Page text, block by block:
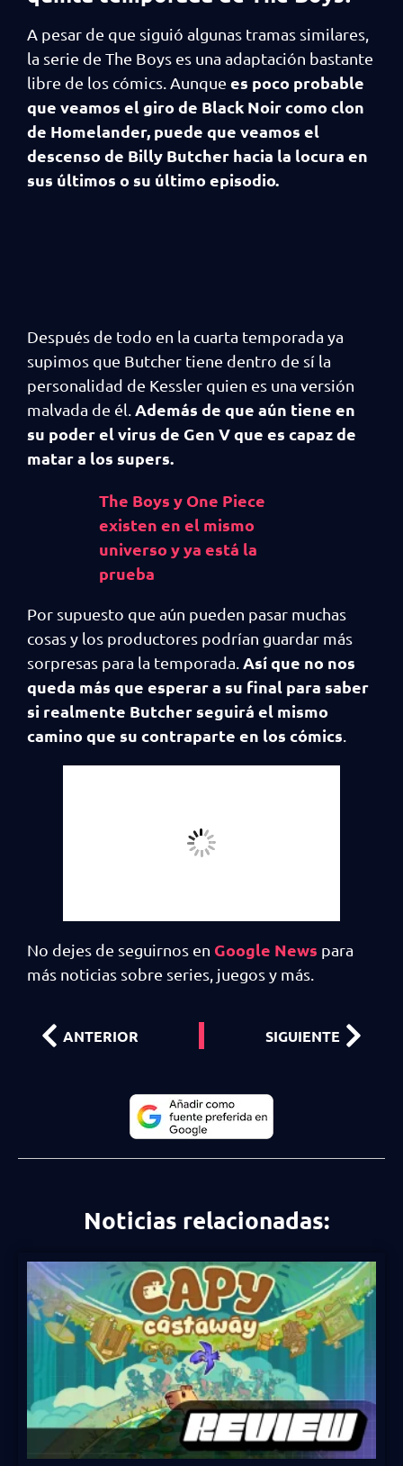
A pesar de que siguió algunas tramas similares,
la serie de The Boys es una adaptación bastante
libre de los cómics. Aunque es poco probable
que veamos el giro de Black Noir como clon
de Homelander, puede que veamos el
descenso de Billy Butcher hacia la locura en
sus últimos o su último episodio.
Después de todo en la cuarta temporada ya
supimos que Butcher tiene dentro de sí la
personalidad de Kessler quien es una versión
malvada de él. Además de que aún tiene en
su poder el virus de Gen V que es capaz de
matar a los supers.
The Boys y One Piece
existen en el mismo
universo y ya está la
prueba
Por supuesto que aún pueden pasar muchas
cosas y los productores podrían guardar más
sorpresas para la temporada. Así que no nos
queda más que esperar a su final para saber
si realmente Butcher seguirá el mismo
camino que su contraparte en los cómics
No dejes de seguirnos en Google News para
más noticias sobre series, juegos y más.
ANTERIOR SIGUIENTE
Noticias relacionadas: